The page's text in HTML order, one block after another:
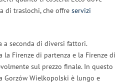
di traslochi, che offre servizi
a seconda di diversi fattori.
Firenze di partenza e la Firenze di
sul prezzo finale. In questo
Gorzów Wielkopolski è lungo e